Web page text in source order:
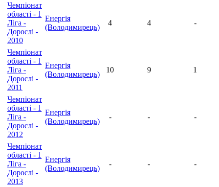
Чемпіонат
області - 1
Ліга -
Дорослі -
2010
Енергія
(Володимирець)
4 4 -
Чемпіонат
області - 1
Ліга -
Дорослі -
2011
Енергія
(Володимирець)
10 9 1
Чемпіонат
області - 1
Ліга -
Дорослі -
2012
Енергія
(Володимирець)
- - -
Чемпіонат
області - 1
Ліга -
Дорослі -
2013
Енергія
(Володимирець)
- - -